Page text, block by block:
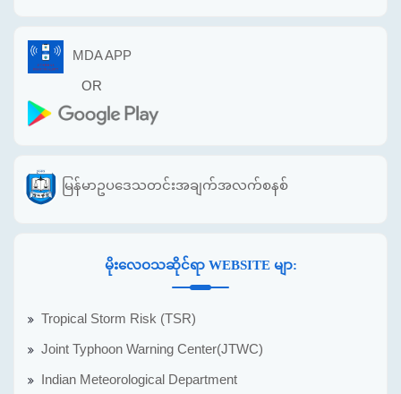
MDA APP
OR
မြန်မာဥပဒေသတင်းအချက်အလက်စနစ်
မိုးလေဝသဆိုင်ရာ WEBSITE မျာ:
Tropical Storm Risk (TSR)
Joint Typhoon Warning Center(JTWC)
Indian Meteorological Department